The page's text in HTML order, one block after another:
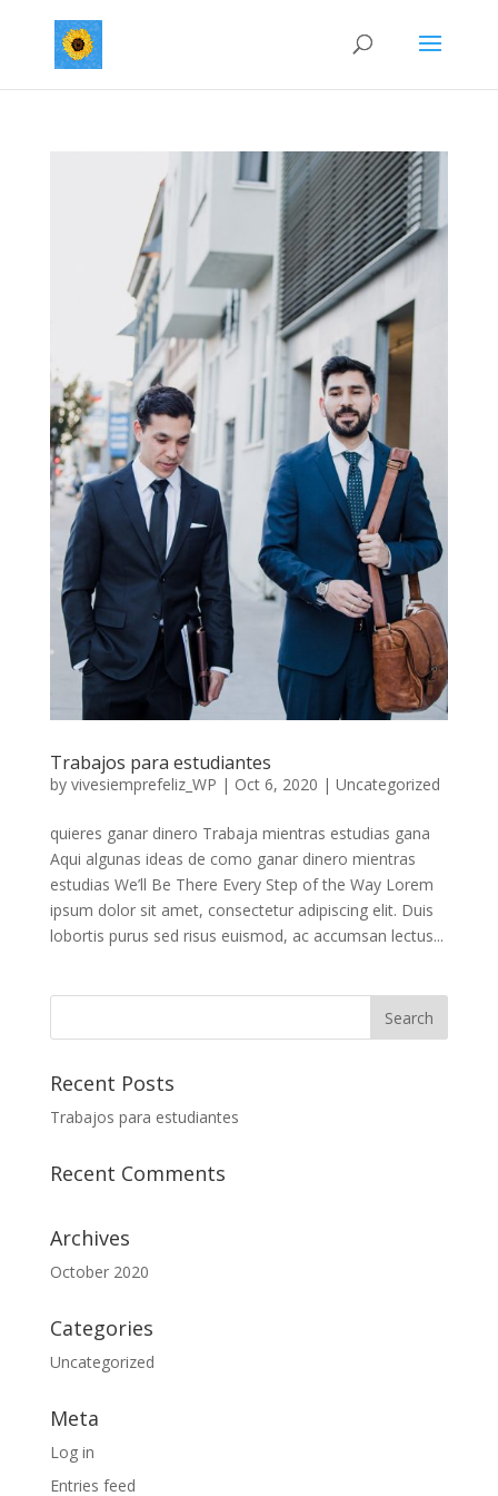
Trabajos para estudiantes
by vivesiemprefeliz_WP | Oct 6, 2020 | Uncategorized
quieres ganar dinero Trabaja mientras estudias gana
Aqui algunas ideas de como ganar dinero mientras
estudias We’ll Be There Every Step of the Way Lorem
ipsum dolor sit amet, consectetur adipiscing elit. Duis
lobortis purus sed risus euismod, ac accumsan lectus...
Recent Posts
Trabajos para estudiantes
Recent Comments
Archives
October 2020
Categories
Uncategorized
Meta
Log in
Entries feed